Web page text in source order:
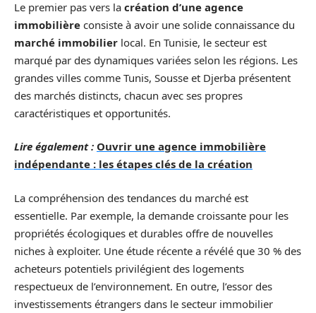
Le premier pas vers la création d’une agence
immobilière consiste à avoir une solide connaissance du
marché immobilier local. En Tunisie, le secteur est
marqué par des dynamiques variées selon les régions. Les
grandes villes comme Tunis, Sousse et Djerba présentent
des marchés distincts, chacun avec ses propres
caractéristiques et opportunités.
Lire également : Ouvrir une agence immobilière
indépendante : les étapes clés de la création
La compréhension des tendances du marché est
essentielle. Par exemple, la demande croissante pour les
propriétés écologiques et durables offre de nouvelles
niches à exploiter. Une étude récente a révélé que 30 % des
acheteurs potentiels privilégient des logements
respectueux de l’environnement. En outre, l’essor des
investissements étrangers dans le secteur immobilier